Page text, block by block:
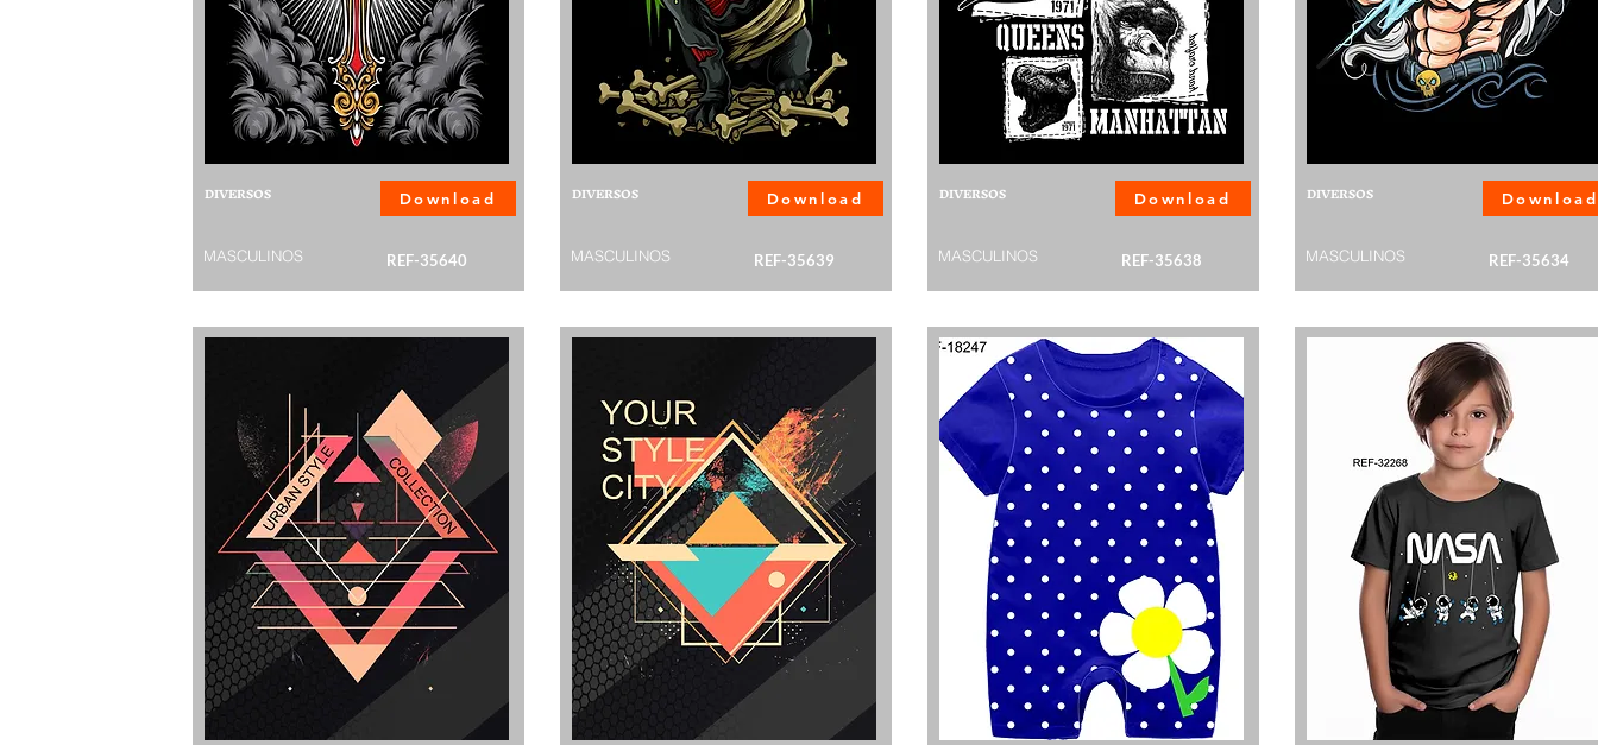
DIVERSOS Download
MASCULINOS REF-35640
DIVERSOS Download
MASCULINOS REF-35639
DIVERSOS Download
MASCULINOS REF-35638
DIVERSOS Download
MASCULINOS REF-35634